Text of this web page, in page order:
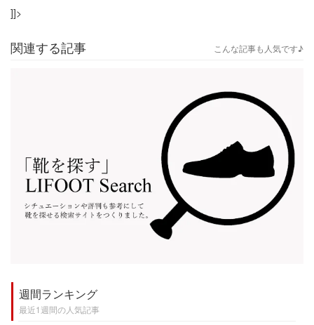
]]>
関連する記事 こんな記事も人気です♪
週間ランキング
最近1週間の人気記事